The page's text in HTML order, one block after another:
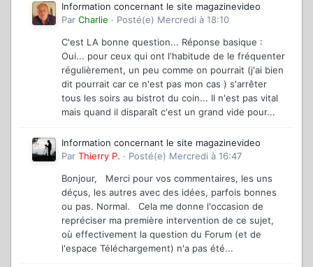
Information concernant le site magazinevideo
Par Charlie · Posté(e) Mercredi à 18:10
C'est LA bonne question... Réponse basique :
Oui... pour ceux qui ont l'habitude de le fréquenter
régulièrement, un peu comme on pourrait (j'ai bien
dit pourrait car ce n'est pas mon cas ) s'arrêter
tous les soirs au bistrot du coin... Il n'est pas vital
mais quand il disparaît c'est un grand vide pour...
Information concernant le site magazinevideo
Par Thierry P. · Posté(e) Mercredi à 16:47
Bonjour, Merci pour vos commentaires, les uns
déçus, les autres avec des idées, parfois bonnes
ou pas. Normal. Cela me donne l'occasion de
repréciser ma première intervention de ce sujet,
où effectivement la question du Forum (et de
l'espace Téléchargement) n'a pas été...